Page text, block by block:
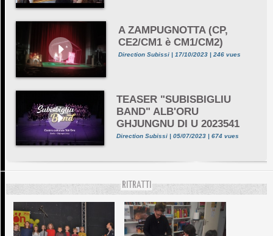
A ZAMPUGNOTTA (CP,
CE2/CM1 è CM1/CM2)
Direction Subissi | 17/10/2023 | 246 vues
TEASER "SUBISBIGLIU
BAND" ALB'ORU
GHJUNGNU DI U 2023541
Direction Subissi | 05/07/2023 | 674 vues
RITRATTI